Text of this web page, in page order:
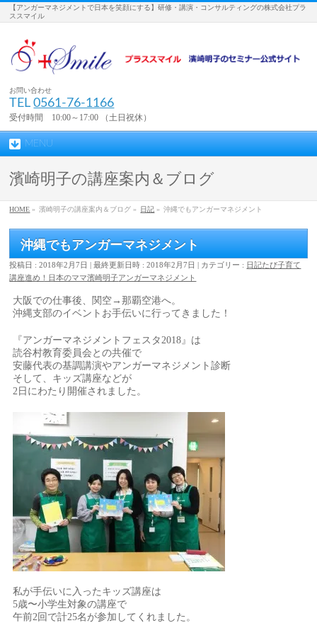
【アンガーマネジメントで日本を笑顔にする】研修・講演・コンサルティングの株式会社プラ
ススマイル
お問い合わせ
TEL0561-76-1166
受付時間 10:00～17:00 （土日祝休）
MENU
濱崎明子の講座案内＆ブログ
HOME » 濱崎明子の講座案内＆ブログ » 日記 » 沖縄でもアンガーマネジメント
沖縄でもアンガーマネジメント
投稿日 : 2018年2月7日 最終更新日時 : 2018年2月7日 カテゴリー : 日記たび子育て
講座進め！日本のママ濱崎明子アンガーマネジメント
大阪での仕事後、関空→那覇空港へ。
沖縄支部のイベントお手伝いに行ってきました！
『アンガーマネジメントフェスタ2018』は
読谷村教育委員会との共催で
安藤代表の基調講演やアンガーマネジメント診断
そして、キッズ講座などが
2日にわたり開催されました。
私が手伝いに入ったキッズ講座は
5歳〜小学生対象の講座で
午前2回で計25名が参加してくれました。